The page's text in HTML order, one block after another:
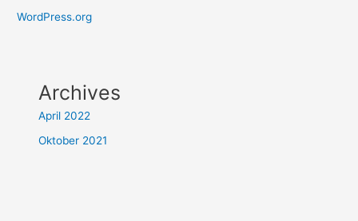
WordPress.org
Archives
April 2022
Oktober 2021